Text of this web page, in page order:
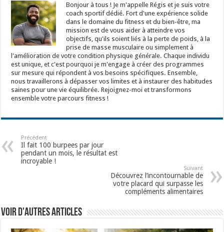
Bonjour à tous ! Je m'appelle Régis et je suis votre
coach sportif dédié. Fort d'une expérience solide
dans le domaine du fitness et du bien-être, ma
mission est de vous aider à atteindre vos
objectifs, qu'ils soient liés à la perte de poids, à la
prise de masse musculaire ou simplement à
l'amélioration de votre condition physique générale. Chaque individu
est unique, et c'est pourquoi je m'engage à créer des programmes
sur mesure qui répondent à vos besoins spécifiques. Ensemble,
nous travaillerons à dépasser vos limites et à instaurer des habitudes
saines pour une vie équilibrée. Rejoignez-moi et transformons
ensemble votre parcours fitness !
Précédent
Il fait 100 burpees par jour
pendant un mois, le résultat est
incroyable !
Suivant
Découvrez l’incontournable de
votre placard qui surpasse les
compléments alimentaires
Voir d'autres articles